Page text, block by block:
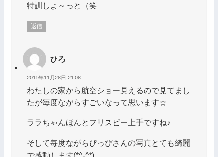
特訓しよ～っと（笑
返信
ひろ
2011年11月28日 21:08
わたしの家から航空ショー見えるので見てまし
たが毎度ながらすごいなって思います☆
ララちゃんほんとフリスビー上手ですね♪
そして毎度ながらぴっぴさんの写真とても綺麗
で感動します(*^-^*)